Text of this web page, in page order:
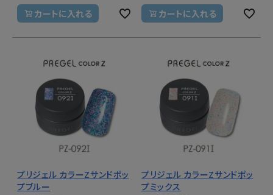
カートに入れる カートに入れる
プリジェル カラーZサンドポッ
プブルー
プリジェル カラーZサンドポッ
プミックス